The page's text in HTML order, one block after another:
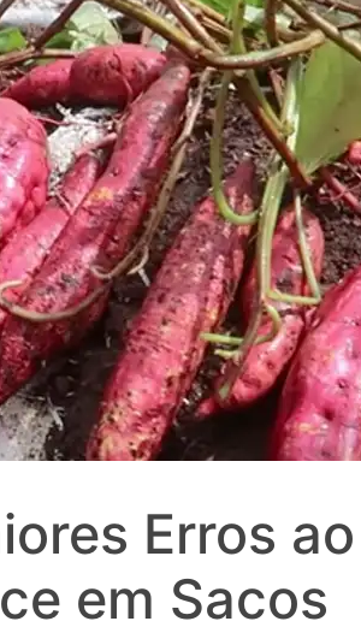
Erros ao
em Sacos